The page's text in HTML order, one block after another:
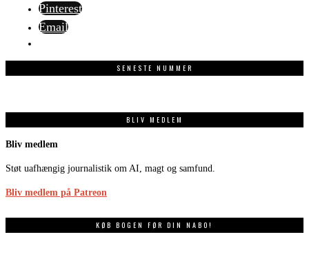
Pinterest
Email
SENESTE NUMMER
BLIV MEDLEM
Bliv medlem
Støt uafhængig journalistik om AI, magt og samfund.
Bliv medlem på Patreon
KØB BOGEN FØR DIN NABO!